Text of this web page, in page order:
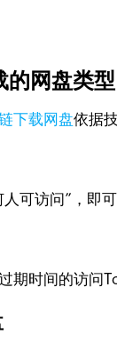
的网盘类型
下载网盘依据
可访问”，即
期时间的访问